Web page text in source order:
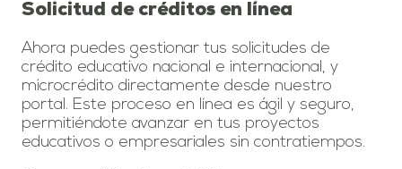
Solicitud de créditos en línea
Ahora puedes gestionar tus solicitudes de
crédito educativo nacional e internacional, y
microcrédito directamente desde nuestro
portal. Este proceso en línea es ágil y seguro,
permitiéndote avanzar en tus proyectos
educativos o empresariales sin contratiempos.